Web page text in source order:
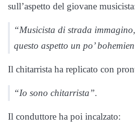
sull’aspetto del giovane
“Musicista di strada
questo aspetto un po’
Il chitarrista ha replicato con
“Io sono chitarrista”.
Il conduttore ha poi incalzato: